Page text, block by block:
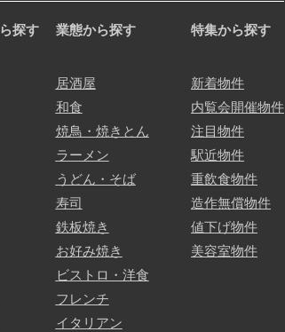
探す 業態から探す
居酒屋
和食
焼鳥・焼きとん
ラーメン
うどん・そば
寿司
鉄板焼き
お好み焼き
ビストロ・洋食
フレンチ
イタリアン
特集から探す
新着物件
内覧会開催物件
注目物件
駅近物件
重飲食物件
造作無償物件
値下げ物件
美容室物件